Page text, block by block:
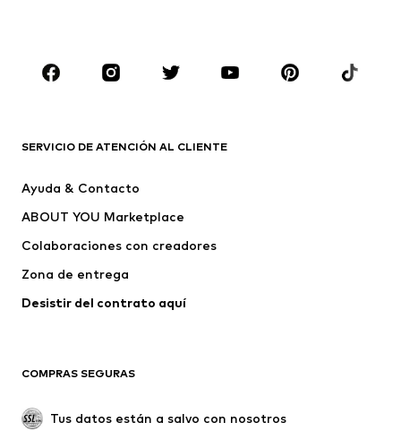
MARCAS
PUMA
Liewood
ADIDAS TERREX
SERVICIO DE ATENCIÓN AL CLIENTE
Ayuda & Contacto
ABOUT YOU Marketplace
Colaboraciones con creadores
Zona de entrega
Desistir del contrato aquí
COMPRAS SEGURAS
Tus datos están a salvo con nosotros